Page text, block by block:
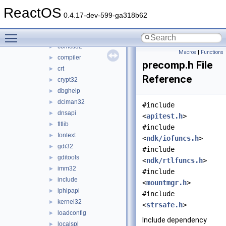
ReactOS 0.4.17-dev-599-ga318b62
► browseui
► comctl32
► compiler
► crt
► crypt32
► dbghelp
► dciman32
► dnsapi
► fltlib
► fontext
► gdi32
► gditools
► imm32
► include
► iphlpapi
► kernel32
► loadconfig
► localspl
Macros | Functions
precomp.h File
Reference
#include
<apitest.h>
#include
<ndk/iofuncs.h>
#include
<ndk/rtlfuncs.h>
#include
<mountmgr.h>
#include
<strsafe.h>
Include dependency